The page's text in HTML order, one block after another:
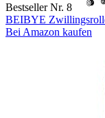
Bestseller Nr. 8
BEIBYE
Bei Amazon kaufen